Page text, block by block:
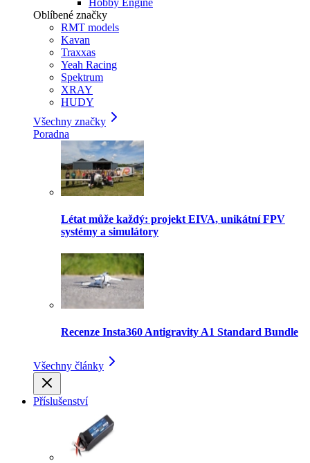
Hobby Engine
Oblíbené značky
RMT models
Kavan
Traxxas
Yeah Racing
Spektrum
XRAY
HUDY
Všechny značky
Poradna
Létat může každý: projekt EIVA, unikátní FPV
systémy a simulátory
Recenze Insta360 Antigravity A1 Standard Bundle
Všechny články
Příslušenství